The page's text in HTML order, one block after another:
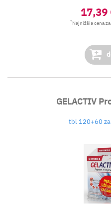
* Najnižšia cena
GELACTIV
tbl 120+60